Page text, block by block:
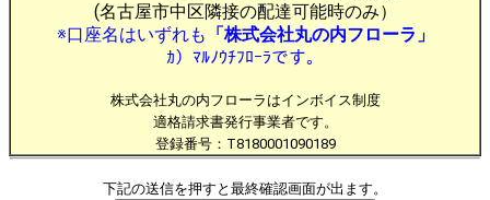
(名古屋市中区隣接の配達可能時のみ）
※口座名はいずれも 「株式会社丸の内フローラ」
ｶ）ﾏﾙﾉｳﾁﾌﾛｰﾗです。
株式会社丸の内フローラはインボイス制度
適格請求書発行事業者です。
登録番号：T8180001090189
下記の送信を押すと最終確認画面が出ます。